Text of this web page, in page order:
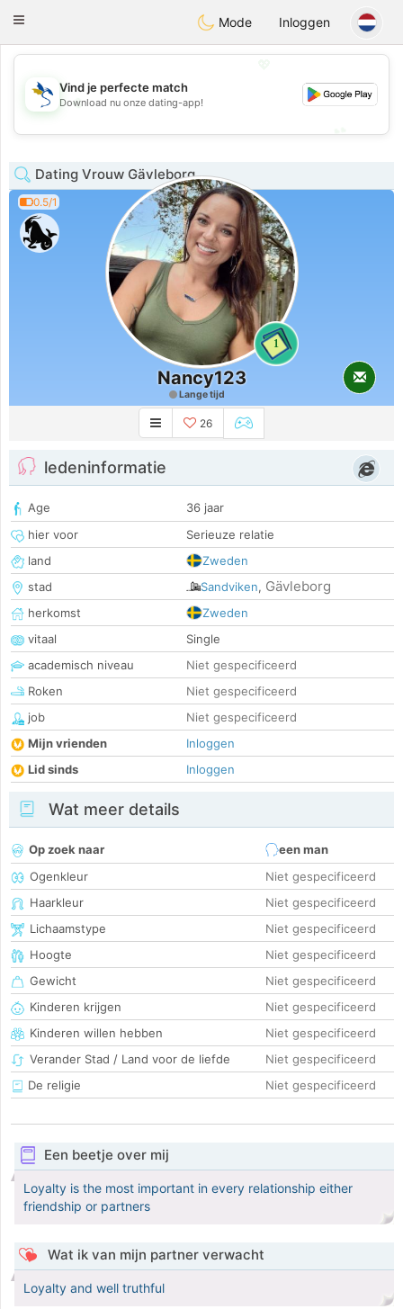
SvenskaDating
Toggle
Mode Inloggen
💖
💕
Vind je perfecte match
Download nu onze dating-app!
Dating Vrouw Gävleborg
0.5/1
1
Nancy123
Lange tijd
26
ledeninformatie
Age
36 jaar
hier voor
Serieuze relatie
land
Zweden
stad
Sandviken, Gävleborg
herkomst
Zweden
vitaal
Single
academisch niveau
Niet gespecificeerd
Roken
Niet gespecificeerd
job
Niet gespecificeerd
Mijn vrienden
Inloggen
Lid sinds
Inloggen
Wat meer details
Op zoek naar
een man
Ogenkleur
Niet gespecificeerd
Haarkleur
Niet gespecificeerd
Lichaamstype
Niet gespecificeerd
Hoogte
Niet gespecificeerd
Gewicht
Niet gespecificeerd
Kinderen krijgen
Niet gespecificeerd
Kinderen willen hebben
Niet gespecificeerd
Verander Stad / Land voor de liefde
Niet gespecificeerd
De religie
Niet gespecificeerd
Een beetje over mij
Loyalty is the most important in every relationship either
friendship or partners
Wat ik van mijn partner verwacht
Loyalty and well truthful